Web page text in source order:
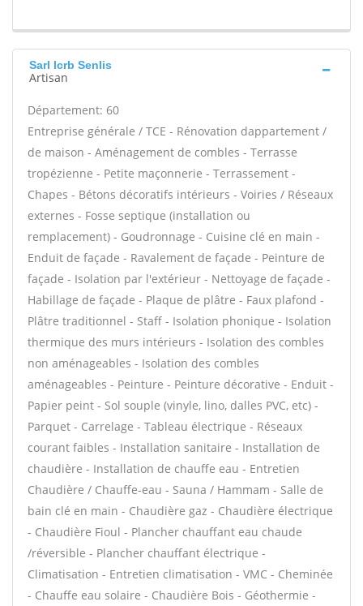
Sarl lcrb Senlis
Artisan
Département: 60
Entreprise générale / TCE - Rénovation dappartement /
de maison - Aménagement de combles - Terrasse
tropézienne - Petite maçonnerie - Terrassement -
Chapes - Bétons décoratifs intérieurs - Voiries / Réseaux
externes - Fosse septique (installation ou
remplacement) - Goudronnage - Cuisine clé en main -
Enduit de façade - Ravalement de façade - Peinture de
façade - Isolation par l'extérieur - Nettoyage de façade -
Habillage de façade - Plaque de plâtre - Faux plafond -
Plâtre traditionnel - Staff - Isolation phonique - Isolation
thermique des murs intérieurs - Isolation des combles
non aménageables - Isolation des combles
aménageables - Peinture - Peinture décorative - Enduit -
Papier peint - Sol souple (vinyle, lino, dalles PVC, etc) -
Parquet - Carrelage - Tableau électrique - Réseaux
courant faibles - Installation sanitaire - Installation de
chaudière - Installation de chauffe eau - Entretien
Chaudière / Chauffe-eau - Sauna / Hammam - Salle de
bain clé en main - Chaudière gaz - Chaudière électrique
- Chaudière Fioul - Plancher chauffant eau chaude
/réversible - Plancher chauffant électrique -
Climatisation - Entretien climatisation - VMC - Cheminée
- Chauffe eau solaire - Chaudière Bois - Géothermie -